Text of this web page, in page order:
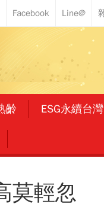
齡 ESG永續台灣
莫輕忽